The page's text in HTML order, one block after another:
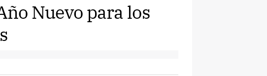
Nuevo para los